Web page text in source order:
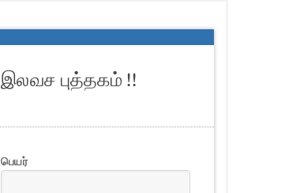
இலவச புத்தகம் !!
பெயர்